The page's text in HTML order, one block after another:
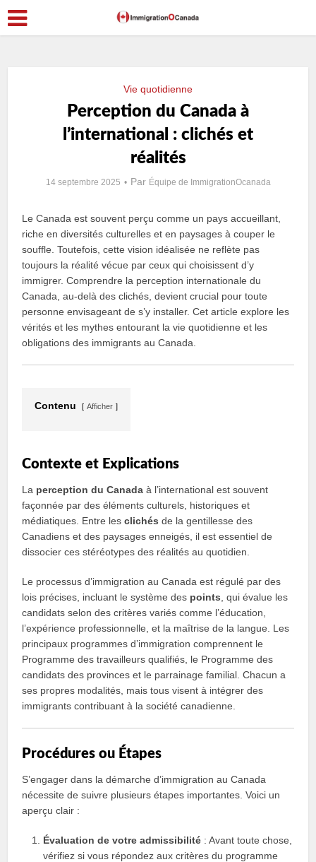
Vie quotidienne
Perception du Canada à
l’international : clichés et
réalités
14 septembre 2025 Par Équipe de ImmigrationOcanada
Le Canada est souvent perçu comme un pays accueillant,
riche en diversités culturelles et en paysages à couper le
souffle. Toutefois, cette vision idéalisée ne reflète pas
toujours la réalité vécue par ceux qui choisissent d’y
immigrer. Comprendre la perception internationale du
Canada, au-delà des clichés, devient crucial pour toute
personne envisageant de s’y installer. Cet article explore les
vérités et les mythes entourant la vie quotidienne et les
obligations des immigrants au Canada.
Contenu Afficher
Contexte et Explications
La perception du Canada à l’international est souvent
façonnée par des éléments culturels, historiques et
médiatiques. Entre lesclichés de la gentillesse des
Canadiens et des paysages enneigés, il est essentiel de
dissocier ces stéréotypes des réalités au quotidien.
Le processus d’immigration au Canada est régulé par des
lois précises, incluant le système des points , qui évalue les
candidats selon des critères variés comme l’éducation,
l’expérience professionnelle, et la maîtrise de la langue. Les
principaux programmes d’immigration comprennent le
Programme des travailleurs qualifiés, le Programme des
candidats des provinces et le parrainage familial. Chacun a
ses propres modalités, mais tous visent à intégrer des
immigrants contribuant à la société canadienne.
Procédures ou Étapes
S’engager dans la démarche d’immigration au Canada
nécessite de suivre plusieurs étapes importantes. Voici un
aperçu clair :
Évaluation de votre admissibilité : Avant toute chose,
vérifiez si vous répondez aux critères du programme